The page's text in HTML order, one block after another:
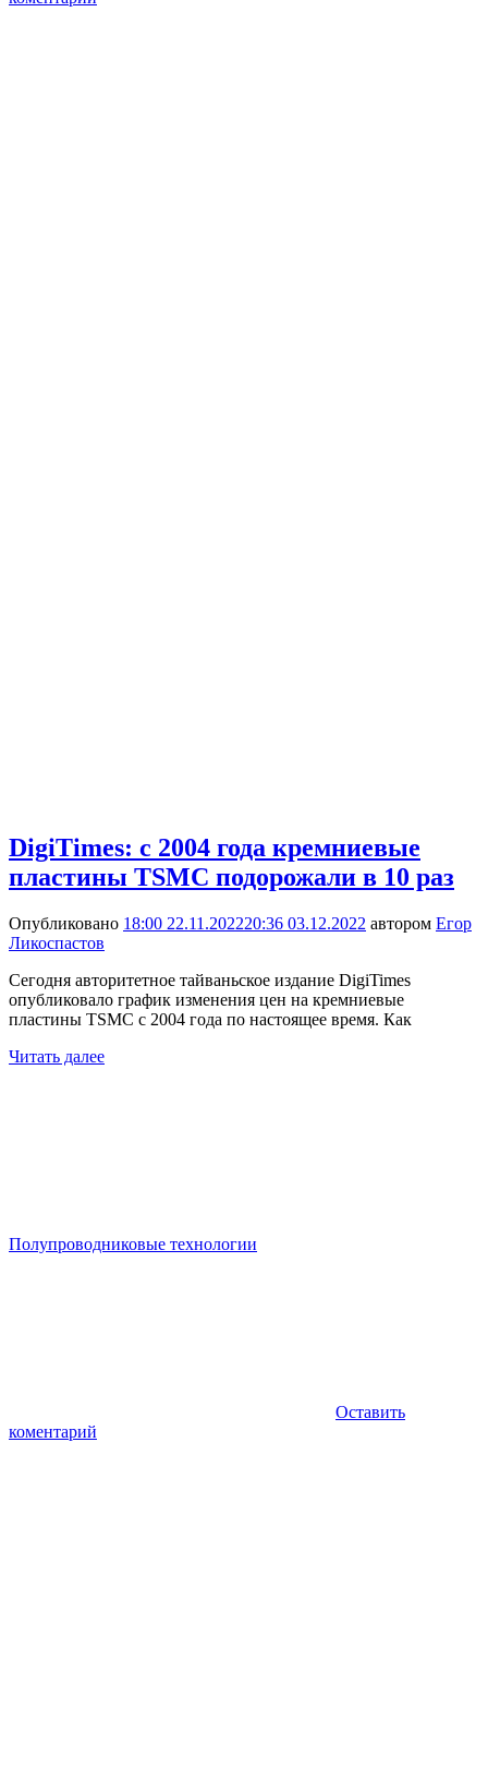
DigiTimes: с 2004 года кремниевые
пластины TSMC подорожали в 10 раз
Опубликовано 18:00 22.11.202220:36 03.12.2022 автором Егор
Ликоспастов
Сегодня авторитетное тайваньское издание DigiTimes
опубликовало график изменения цен на кремниевые
пластины TSMC с 2004 года по настоящее время. Как
Читать далее
Полупроводниковые технологии
Оставить
коментарий